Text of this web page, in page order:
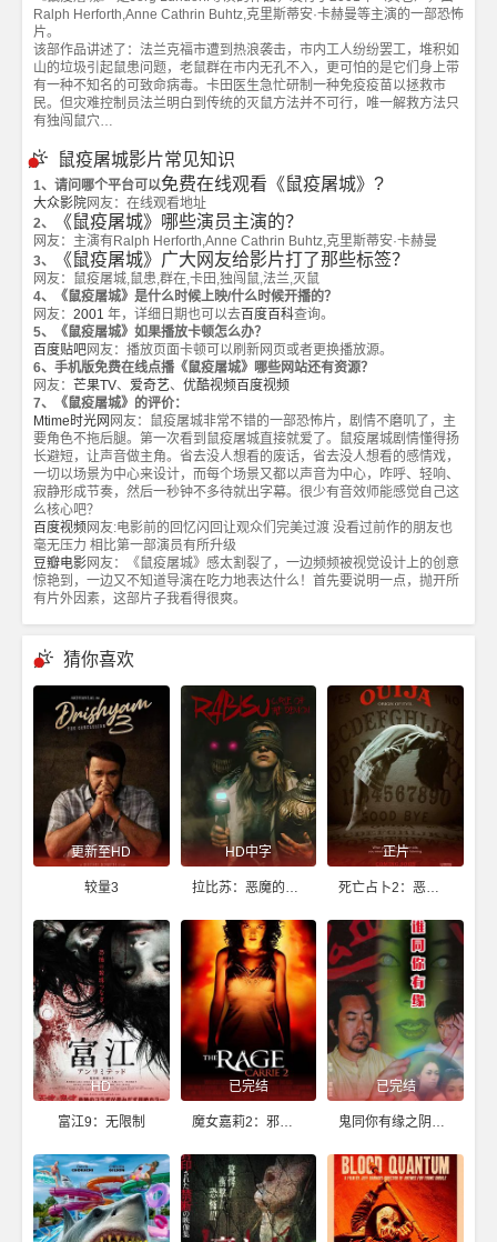
Ralph Herforth,Anne Cathrin Buhtz,克里斯蒂安·卡赫曼等主演的一部恐怖
片。
该部作品讲述了：法兰克福市遭到热浪袭击，市内工人纷纷罢工，堆积如
山的垃圾引起鼠患问题，老鼠群在市内无孔不入，更可怕的是它们身上带
有一种不知名的可致命病毒。卡田医生急忙研制一种免疫疫苗以拯救市
民。但灾难控制员法兰明白到传统的灭鼠方法并不可行，唯一解救方法只
有独闯鼠穴…
鼠疫屠城影片常见知识
1、请问哪个平台可以免费在线观看《鼠疫屠城》?
大众影院网友：在线观看地址
2、
《鼠疫屠城》哪些演员主演的？
网友：主演有Ralph Herforth,Anne Cathrin Buhtz,克里斯蒂安·卡赫曼
3、
《鼠疫屠城》广大网友给影片打了那些标签？
网友：鼠疫屠城,鼠患,群在,卡田,独闯鼠,法兰,灭鼠
4、《鼠疫屠城》是什么时候上映/什么时候开播的？
网友： 2001 年，详细日期也可以去百度百科查询。
5、《鼠疫屠城》如果播放卡顿怎么办？
百度贴吧网友：播放页面卡顿可以刷新网页或者更换播放源。
6、手机版免费在线点播《鼠疫屠城》哪些网站还有资源？
网友： 芒果TV、 爱奇艺、 优酷视频 百度视频
7、《鼠疫屠城》的评价：
Mtime时光网 网友：鼠疫屠城非常不错的一部恐怖片，剧情不磨叽了，主
要角色不拖后腿。第一次看到鼠疫屠城直接就爱了。鼠疫屠城剧情懂得扬
长避短，让声音做主角。省去没人想看的废话，省去没人想看的感情戏，
一切以场景为中心来设计，而每个场景又都以声音为中心，咋呼、轻响、
寂静形成节奏，然后一秒钟不多待就出字幕。很少有音效师能感觉自己这
么核心吧？
百度视频 网友:电影前的回忆闪回让观众们完美过渡 没看过前作的朋友也
毫无压力 相比第一部演员有所升级
豆瓣电影网友：《鼠疫屠城》感太割裂了，一边频频被视觉设计上的创意
惊艳到，一边又不知道导演在吃力地表达什么！首先要说明一点，抛开所
有片外因素，这部片子我看得很爽。
猜你喜欢
更新至HD
较量3
HD中字
拉比苏：恶魔的诅咒
正片
死亡占卜2：恶灵始源
HD
富江9：无限制
已完结
魔女嘉莉2：邪气逼人
已完结
鬼同你有缘之阴尸路